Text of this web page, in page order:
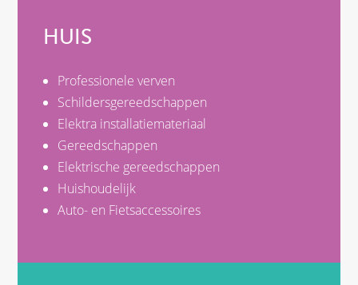
HUIS
Professionele verven
Schildersgereedschappen
Elektra installatiemateriaal
Gereedschappen
Elektrische gereedschappen
Huishoudelijk
Auto- en Fietsaccessoires